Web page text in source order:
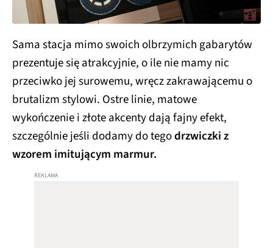
Sama stacja mimo swoich olbrzymich gabarytów
prezentuje się atrakcyjnie, o ile nie mamy nic
przeciwko jej surowemu, wręcz zakrawającemu o
brutalizm stylowi. Ostre linie, matowe
wykończenie i złote akcenty dają fajny efekt,
szczególnie jeśli dodamy do tegodrzwiczki z
wzorem imitującym marmur.